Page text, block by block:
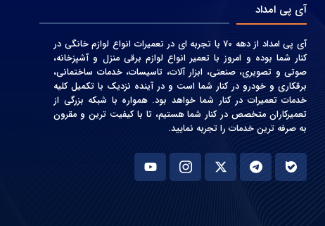
آی پی امداد
آی پی امداد از دهه 70 با تجربه ای در تعمیرات انواع لوازم خانگی در
کنار شما بوده و امروز با تعمیر انواع لوازم برقی منزل و آشپزخانه،
صوتی و‌ تصویری، صنعتی، ابزار آلات، تاسیسات، خدمات ساختمانی،
برقکاری و خودرو در کنار شما است و در آینده نزدیک با تکمیل کلیه
خدمات تعمیرات در کنار شما خواهد بود. همواره با شبکه بزرگی از
تعمیرکاران متخصص در کنار شما هستیم، تا با کیفیت ترین و مقرون
به صرفه ترین خدمات را تجربه نمایید.